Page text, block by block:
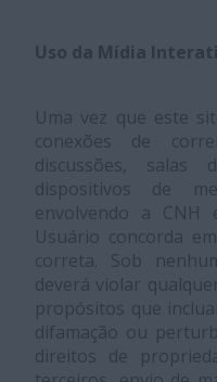
Uso da Mídia
Uma vez que este
conexões de
discussões,
dispositivos de
envolvendo a
Usuário concorda
correta. Sob
deverá violar
propósitos que
difamação ou
direitos de